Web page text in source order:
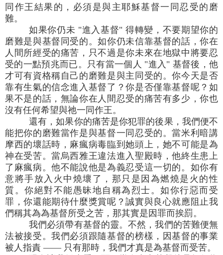
同作王結果的，必須是與主耶穌基督一同忍受的磨
難。
如果你仍未 "進入基督" 得轉變，不要期望你的
磨難是與基督同受的。如你仍未信靠基督的話，你在
人間所經受的痛苦，只不過是你未來在地獄中將要忍
受的一點預兆而已。只有當一個人 "進入" 基督後，他
才可有資格稱自己的磨難是與主同受的。你今天是否
靠有生氣的信念進入基督了？你是否僅靠基督呢？如
果不是的話，無論你在人間忍受的痛苦有多少，你也
沒有任何希望與祂一同作王。
還有，如果你的痛苦是你犯罪的後果，我們便不
能把你的磨難當作是與基督一同忍受的。當米利暗講
摩西的壞話時，麻瘋病毒臨到她頭上，她不可能是為
神在受苦。當烏西雅王違法進入聖殿時，他終生患上
了麻瘋病。他不能說他是為義忍受這一切的。如你有
意將手放入火中燒壞了，那只是因為燃燒是火的性
質。你絕對不能愚昧地自稱為烈士。如你行惡而受
罪，你還能期待什麼獎賞呢？誠實與良心就應阻止我
們稱其為為基督所受之苦，那其實是因罪而挨罰。
我們必須帶有基督的靈。不然，我們的苦難便無
法被接受。我們必須跟隨基督的榜樣，因基督的事業
被人指責 —— 只有那時，我們才真是為基督而受苦。